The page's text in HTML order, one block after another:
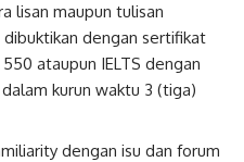
lisan maupun tulisan
dibuktikan dengan sertifikat
ataupun IELTS dengan
kurun waktu 3 (tiga)
dengan isu dan forum